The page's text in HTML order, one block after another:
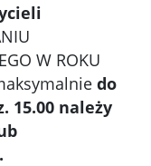
W ROKU
do
15.00 należy